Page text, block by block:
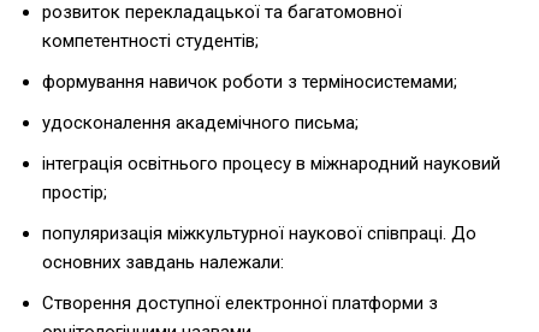
розвиток перекладацької та багатомовної
компетентності студентів;
формування навичок роботи з терміносистемами;
удосконалення академічного письма;
інтеграція освітнього процесу в міжнародний науковий
простір;
популяризація міжкультурної наукової співпраці. До
основних завдань належали:
Створення доступної електронної платформи з